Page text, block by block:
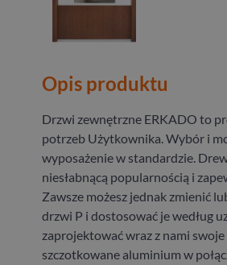
Opis produktu
Drzwi zewnętrzne ERKADO to
potrzeb Użytkownika. Wybór i
wyposażenie w standardzie.
niesłabnącą popularnością i
Zawsze możesz jednak zmienić
drzwi P i dostosować je według
zaprojektować wraz z nami
szczotkowane aluminium w